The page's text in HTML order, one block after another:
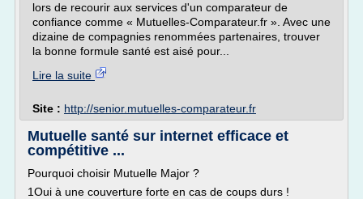
lors de recourir aux services d'un comparateur de
confiance comme « Mutuelles-Comparateur.fr ». Avec une
dizaine de compagnies renommées partenaires, trouver
la bonne formule santé est aisé pour...
Lire la suite
Site : http://senior.mutuelles-comparateur.fr
Mutuelle santé sur internet efficace et
compétitive ...
Pourquoi choisir Mutuelle Major ?
1Oui à une couverture forte en cas de coups durs !